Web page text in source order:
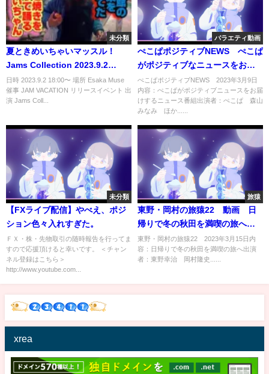
未分類
夏ときめいちゃいマッスル！
Jams Collection 2023.9.2
Esaka Muse “JAM VACATION”
リリイベ
日時 2023.9.2 18:00〜 場所 Esaka Muse
催事 JAM VACATION リリースイベント 出
演 Jams Coll...
バラエティ動画
ぺこぱポジティブNEWS ぺこぱ
がポジティブなニュースをお届
けする番組 3月9日
ぺこぱポジティブNEWS 2023年3月9日
内容：ぺこぱがポジティブニュースをお届
けするニュース番組出演者：ぺこぱ 森山
みなみ ほか......
未分類
【FXライブ配信】やべえ、ポジ
ション色々入れすぎた。
ＦＸ・株・先物取引の随時報告を行ってま
すので応援頂けると幸いです。 ＜チャン
ネル登録はこちら＞
http://www.youtube.com...
旅猿
東野・岡村の旅猿22 動画 日
帰りで冬の秋田を満喫の旅へ 3
月15日
東野・岡村の旅猿22 2023年3月15日内
容：日帰りで冬の秋田を満喫の旅へ出演
者：東野幸治 岡村隆史......
xrea